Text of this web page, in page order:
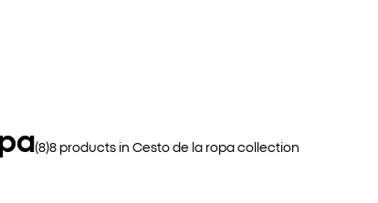
(8)8 products inCesto de la ropacollection